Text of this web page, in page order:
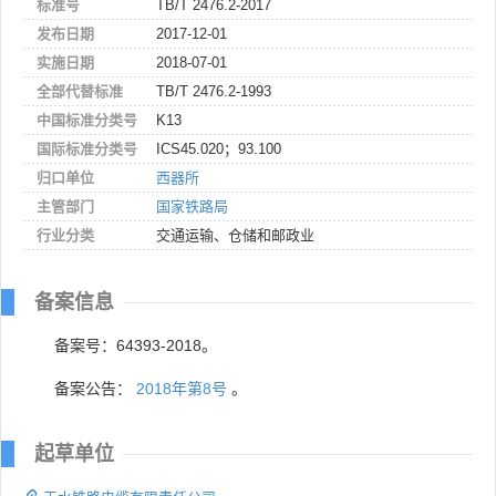
标准号
TB/T 2476.2-2017
发布日期
2017-12-01
实施日期
2018-07-01
全部代替标准
TB/T 2476.2-1993
中国标准分类号
K13
国际标准分类号
ICS45.020；93.100
归口单位
西器所
主管部门
国家铁路局
行业分类
交通运输、仓储和邮政业
备案信息
备案号：64393-2018。
备案公告： 2018年第8号 。
起草单位